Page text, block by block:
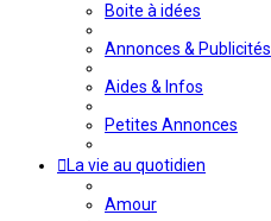
Boite à idées
Annonces & Publicités
Aides & Infos
Petites Annonces
La vie au quotidien
Amour